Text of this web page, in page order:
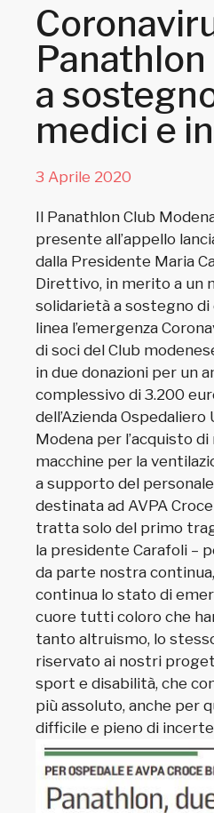
a
medici e
3 Aprile 2020
Il Panathlon Club
presente all’appello
dalla Presidente Maria
Direttivo, in merito a un
solidarietà a sostegno
linea l’emergenza
di soci del Club
in due donazioni per un
complessivo di 3.200
dell’Azienda
Modena per l’acquisto
macchine per la
a supporto del
destinata ad AVPA
tratta solo del primo
la presidente Carafoli –
da parte nostra
continua lo stato di
cuore tutti coloro che
tanto altruismo, lo
riservato ai nostri
sport e disabilità, che
più assoluto, anche per
difficile e pieno di